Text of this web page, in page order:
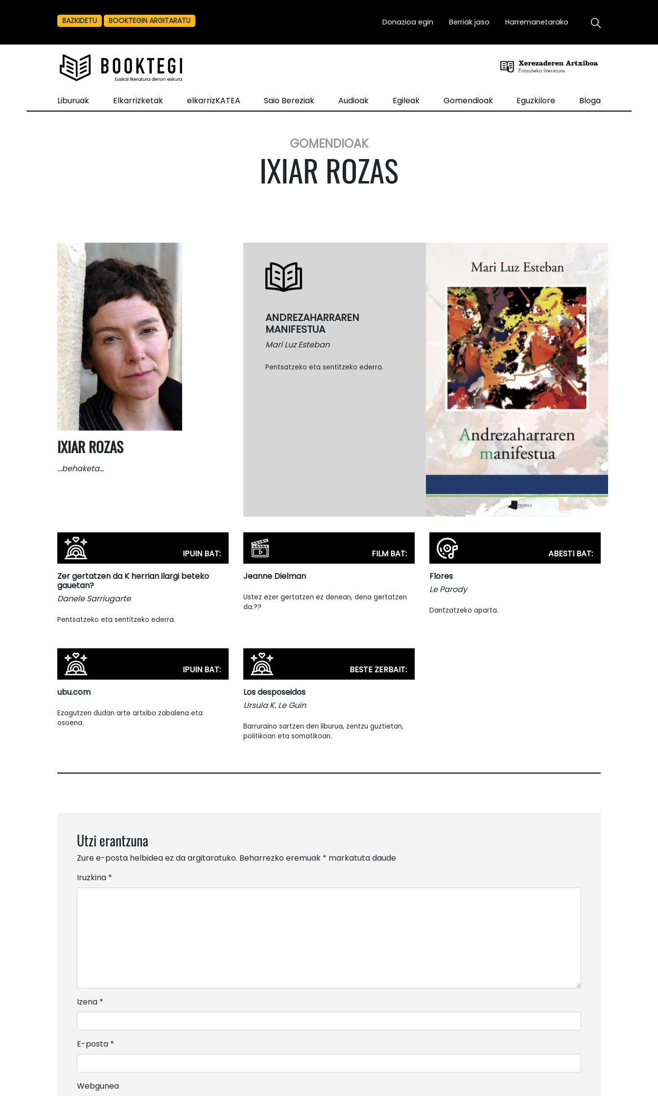
BAZKIDETU BOOKTEGIN ARGITARATU Donazioa egin Berriak jaso Harremanetarako
Liburuak Elkarrizketak elkarrizKATEA Saio Bereziak Audioak Egileak Gomendioak Eguzkilore Bloga
GOMENDIOAK
IXIAR ROZAS
IXIAR ROZAS
…behaketa…
ANDREZAHARRAREN
MANIFESTUA
Mari Luz Esteban
Pentsatzeko eta sentitzeko ederra.
IPUIN BAT:
Zer gertatzen da K herrian ilargi beteko
gauetan?
Danele Sarriugarte
Pentsatzeko eta sentitzeko ederra.
FILM BAT:
Jeanne Dielman
Ustez ezer gertatzen ez denean, dena gertatzen
da.??
ABESTI BAT:
Flores
Le Parody
Dantzatzeko aparta.
IPUIN BAT:
ubu.com
Ezagutzen dudan arte artxibo zabalena eta
osoena.
BESTE ZERBAIT:
Los desposeidos
Ursula K. Le Guin
Barruraino sartzen den liburua, zentzu guztietan,
politikoan eta somatikoan.
Utzi erantzuna
Zure e-posta helbidea ez da argitaratuko. Beharrezko eremuak * markatuta daude
Iruzkina *
Izena *
E-posta *
Webgunea